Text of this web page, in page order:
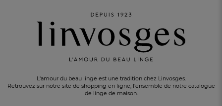
L'amour du beau linge est une tradition chez Linvosges.
Retrouvez sur notre site de shopping en ligne, l'ensemble de notre catalogue
de linge de maison.